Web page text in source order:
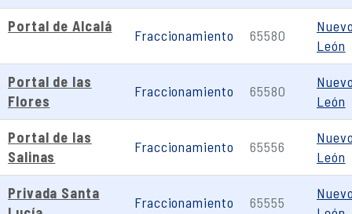
Portal de Alcalá
Fraccionamiento 65580
León
Portal de las
Flores
Fraccionamiento 65580
León
Portal de las
Salinas
Fraccionamiento 65556
León
Privada Santa
Fraccionamiento 65555